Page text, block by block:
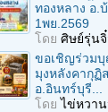
ทองหลาง อ.
1พย.2569
โดย ศิษย์รุ่นจิ๋
ขอเชิญร่วมบุ
มุงหลังคากุฏิ
อ.อินทร์บุรี...
โดยไข่หวา